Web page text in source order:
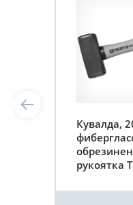
Кувалда,
рукоятка